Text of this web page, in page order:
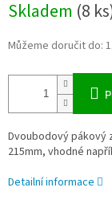
cena:
Skladem (8
Můžeme doručit do:
Dvoubodový pákový
215mm, vhodné
Detailní informace